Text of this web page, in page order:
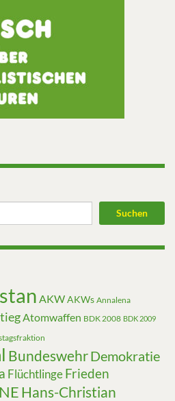
Suchen
AKWAKWs Annalena
Atomwaffen BDK 2008 BDK 2009
BundeswehrDemokratie
FlüchtlingeFrieden
Hans-Christian